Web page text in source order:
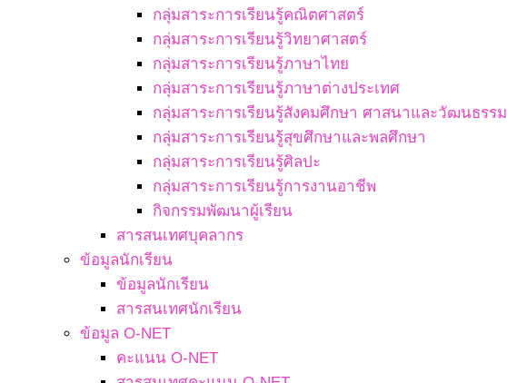
กลุ่มสาระการเรียนรู้คณิตศาสตร์
กลุ่มสาระการเรียนรู้วิทยาศาสตร์
กลุ่มสาระการเรียนรู้ภาษาไทย
กลุ่มสาระการเรียนรู้ภาษาต่างประเทศ
กลุ่มสาระการเรียนรู้สังคมศึกษา ศาสนาและวัฒนธรรม
กลุ่มสาระการเรียนรู้สุขศึกษาและพลศึกษา
กลุ่มสาระการเรียนรู้ศิลปะ
กลุ่มสาระการเรียนรู้การงานอาชีพ
กิจกรรมพัฒนาผู้เรียน
สารสนเทศบุคลากร
ข้อมูลนักเรียน
ข้อมูลนักเรียน
สารสนเทศนักเรียน
ข้อมูล O-NET
คะแนน O-NET